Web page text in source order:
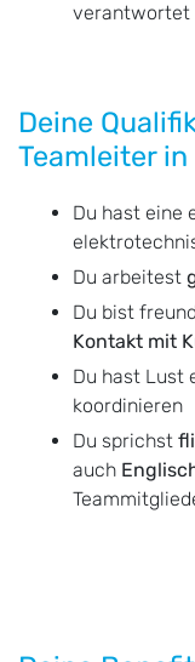
verantwortet
Deine
Teamleiter
Du hast eine
Du arbeitest
Du bist
Kontakt mit
Du hast Lust
koordinieren
Du sprichst
auch